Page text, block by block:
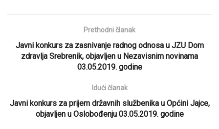
Prethodni članak
Javni konkurs za zasnivanje radnog odnosa u JZU Dom
zdravlja Srebrenik, objavljen u Nezavisnim novinama
03.05.2019. godine
Idući članak
Javni konkurs za prijem državnih službenika u Općini Jajce,
objavljen u Oslobođenju 03.05.2019. godine